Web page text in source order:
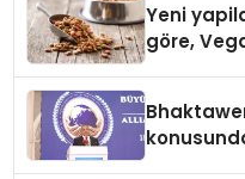
Yeni
göre,